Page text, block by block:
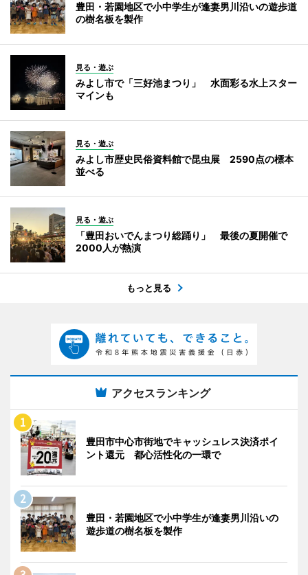
豊田・若園地区で小中学生が逢妻男川沿いの遊歩道
の樹名板を製作
見る・遊ぶ
みよし市で「三好池まつり」 水面彩る水上スター
マインも
見る・遊ぶ
みよし市歴史民俗資料館で昆虫展 2590点の標本
並べる
見る・遊ぶ
「豊田おいでんまつり総踊り」 最後の夏開催で
2000人が熱演
もっと見る
アクセスランキング
豊田市中心市街地でキャッシュレス決済ポイ
ント還元 都心活性化の一環で
豊田・若園地区で小中学生が逢妻男川沿いの
遊歩道の樹名板を製作